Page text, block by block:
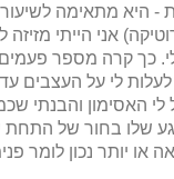
- היא מתאימה
אני הייתי
כך קרה מספר פעמים
לי על העצבים
לי האסימון והבנתי
שלו בחור של
או יותר נכון לומר